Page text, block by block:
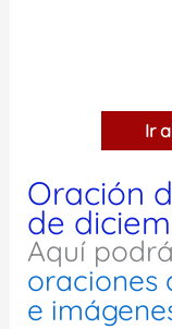
Ir
Oración
de
Aquí
oraciones
e